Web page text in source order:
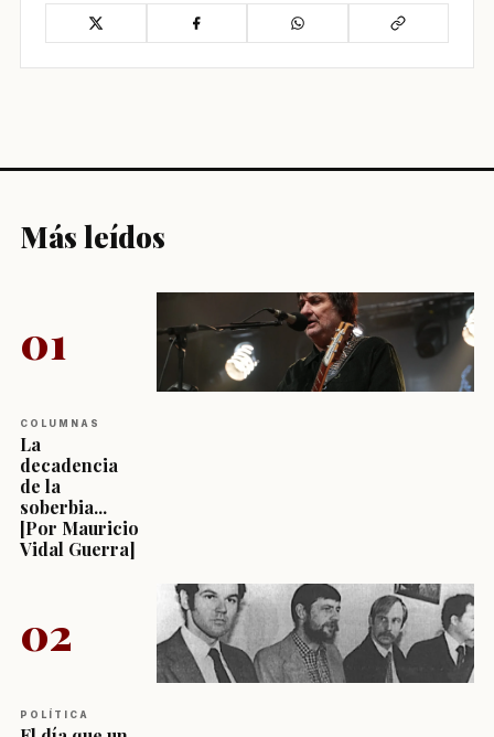
Más leídos
01
COLUMNAS
La
decadencia
de la
soberbia...
[Por Mauricio
Vidal Guerra]
02
POLÍTICA